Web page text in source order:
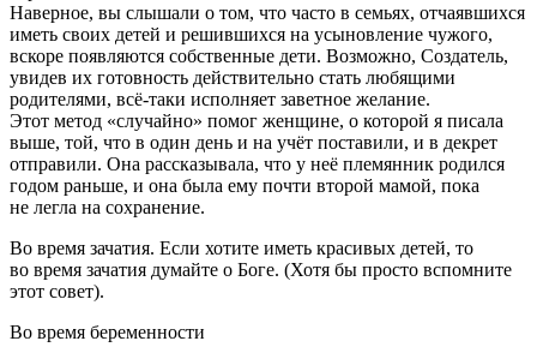
Наверное, вы слышали о том, что часто в семьях, отчаявшихся
иметь своих детей и решившихся на усыновление чужого,
вскоре появляются собственные дети. Возможно, Создатель,
увидев их готовность действительно стать любящими
родителями, всё-таки исполняет заветное желание.
Этот метод «случайно» помог женщине, о которой я писала
выше, той, что в один день и на учёт поставили, и в декрет
отправили. Она рассказывала, что у неё племянник родился
годом раньше, и она была ему почти второй мамой, пока
не легла на сохранение.
Во время зачатия. Если хотите иметь красивых детей, то
во время зачатия думайте о Боге. (Хотя бы просто вспомните
этот совет).
Во время беременности